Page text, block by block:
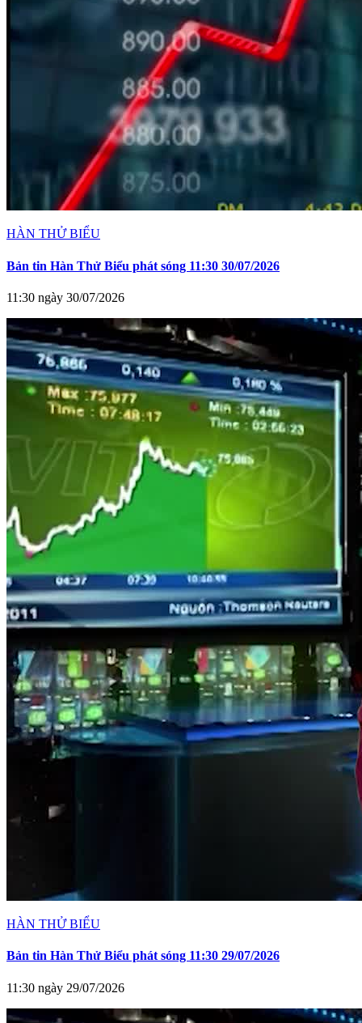
HÀN THỬ BIỂU
Bản tin Hàn Thử Biểu phát sóng 11:30 30/07/2026
11:30 ngày 30/07/2026
HÀN THỬ BIỂU
Bản tin Hàn Thử Biểu phát sóng 11:30 29/07/2026
11:30 ngày 29/07/2026